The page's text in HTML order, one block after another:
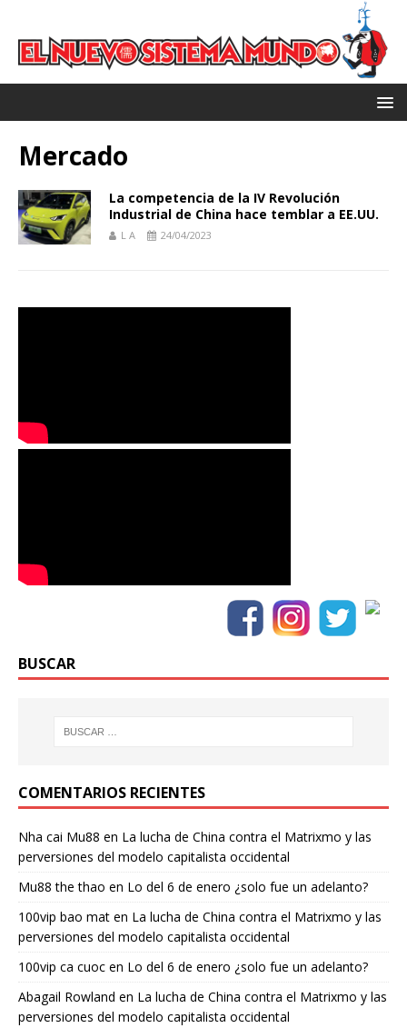
Mercado
La competencia de la IV Revolución
Industrial de China hace temblar a EE.UU.
L A 24/04/2023
BUSCAR
COMENTARIOS RECIENTES
Nha cai Mu88 en La lucha de China contra el Matrixmo y las
perversiones del modelo capitalista occidental
Mu88 the thao en Lo del 6 de enero ¿solo fue un adelanto?
100vip bao mat en La lucha de China contra el Matrixmo y las
perversiones del modelo capitalista occidental
100vip ca cuoc en Lo del 6 de enero ¿solo fue un adelanto?
Abagail Rowland en La lucha de China contra el Matrixmo y las
perversiones del modelo capitalista occidental